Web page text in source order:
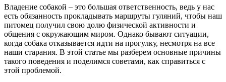
Владение собакой – это большая ответственность, ведь у нас
есть обязанность прокладывать маршруты гуляний, чтобы наш
питомец получил свою долю физической активности и
общения с окружающим миром. Однако бывают ситуации,
когда собака отказывается идти на прогулку, несмотря на все
наши старания. В этой статье мы разберем основные причины
такого поведения и поделимся советами, как справиться с
этой проблемой.